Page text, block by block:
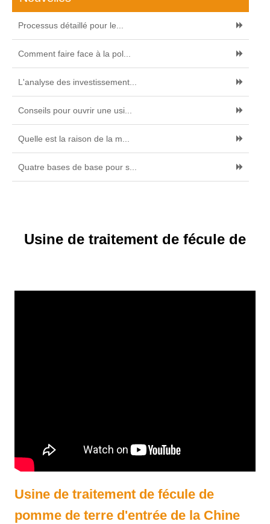
Processus détaillé pour le...
Comment faire face à la pol...
L'analyse des investissement...
Conseils pour ouvrir une usi...
Quelle est la raison de la m...
Quatre bases de base pour s...
Usine de traitement de fécule de
Usine de traitement de fécule de
pomme de terre d'entrée de la Chine